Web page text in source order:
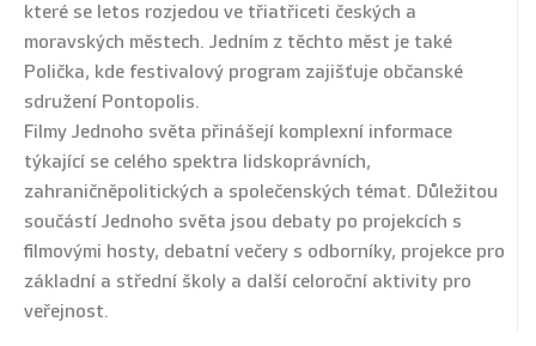
které se letos rozjedou ve třiatřiceti českých a
moravských městech. Jedním z těchto měst je také
Polička, kde festivalový program zajišťuje občanské
sdružení Pontopolis.
Filmy Jednoho světa přinášejí komplexní informace
týkající se celého spektra lidskoprávních,
zahraničněpolitických a společenských témat. Důležitou
součástí Jednoho světa jsou debaty po projekcích s
filmovými hosty, debatní večery s odborníky, projekce pro
základní a střední školy a další celoroční aktivity pro
veřejnost.